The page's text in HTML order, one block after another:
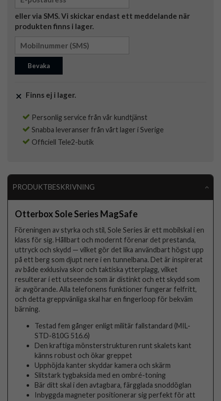
eller via SMS. Vi skickar endast ett meddelande när
produkten finns i lager.
Bevaka
Finns ej i lager.
Personlig service från vår kundtjänst
Snabba leveranser från vårt lager i Sverige
Officiell Tele2-butik
PRODUKTBESKRIVNING
Otterbox Sole Series MagSafe
Föreningen av styrka och stil, Sole Series är ett mobilskal i en
klass för sig. Hållbart och modernt förenar det prestanda,
uttryck och skydd — vilket gör det lika användbart högst upp
på ett berg som djupt nere i en tunnelbana. Det är inspirerat
av både exklusiva skor och taktiska ytterplagg, vilket
resulterar i ett utseende som är distinkt och ett skydd som
är avgörande. Alla telefonens funktioner fungerar felfritt,
och detta greppvänliga skal har en fingerloop för bekväm
bärning.
Testad fem gånger enligt militär fallstandard (MIL-
STD-810G 516.6)
Den kraftiga mönsterstrukturen runt skalets kant
känns robust och ökar greppet
Upphöjda kanter skyddar kamera och skärm
Slitstark tygbaksida med en ombré-toning
Bär ditt skal i den avtagbara, färgglada snoddöglan
Inbyggda magneter positionerar sig perfekt för att